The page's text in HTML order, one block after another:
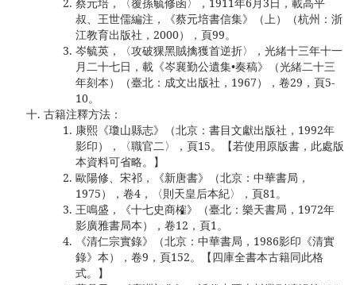
叔、王世儒編注，《蔡元培書信集》（上）（杭州：浙
江教育出版社，2000），頁99。
岑毓英，〈攻破猓黑賊擒獲首逆折〉，光緒十三年十一
月二十七日，載《岑襄勤公遺集•奏稿》（光緒二十三
年刻本）（臺北：成文出版社，1967），卷29，頁5-
10。
古籍注釋方法：
康熙《瓊山縣志》（北京：書目文獻出版社，1992年
影印），〈職官二〉，頁15。【若使用原版書，此處版
本資料可省略。】
歐陽修、宋祁，《新唐書》（北京：中華書局，
1975），卷4，〈則天皇后本紀〉，頁81。
王鳴盛，《十七史商榷》（臺北：樂天書局，1972年
影廣雅書局本），卷12，頁1。
《清仁宗實錄》（北京：中華書局，1986影印《清實
錄》本），卷9，頁152。【四庫全書本古籍同此格
式。】